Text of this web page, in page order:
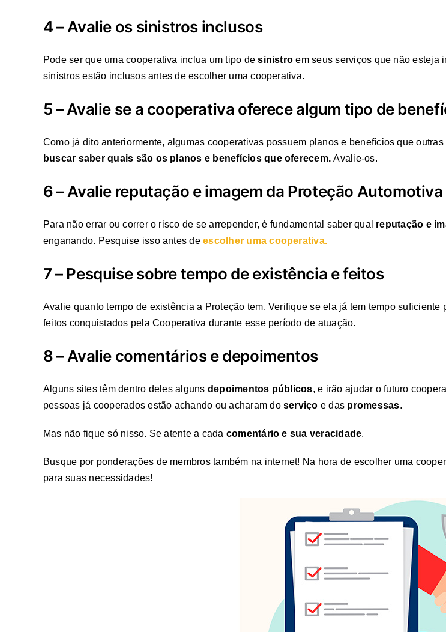
4 – Avalie os sinistros inclusos
Pode ser que uma cooperativa inclua um tipo desinistro em seus serviços que não esteja
sinistros estão inclusos antes de escolher uma cooperativa.
5 – Avalie se a cooperativa oferece algum tipo de
Como já dito anteriormente, algumas cooperativas possuem planos e benefícios que
buscar saber quais são os planos e benefícios que oferecem.Avalie-os.
6 – Avalie reputação e imagem da Proteção Automotiva
Para não errar ou correr o risco de se arrepender, é fundamental saber qual reputação e
enganando. Pesquise isso antes deescolher uma cooperativa.
7 – Pesquise sobre tempo de existência e feitos
Avalie quanto tempo de existência a Proteção tem. Verifique se ela já tem tempo suficiente
feitos conquistados pela Cooperativa durante esse período de atuação.
8 – Avalie comentários e depoimentos
Alguns sites têm dentro deles alguns depoimentos públicos, e irão ajudar o futuro
pessoas já cooperados estão achando ou acharam do serviço e das promessas.
Mas não fique só nisso. Se atente a cada comentário e sua veracidade.
Busque por ponderações de membros também na internet! Na hora de escolher uma
para suas necessidades!